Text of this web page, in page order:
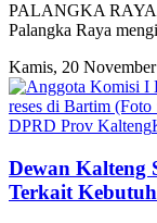
PALANGKA RAYA,
Palangka Raya
Kamis, 20
DPRD Prov Kalteng
Dewan Kalteng
Terkait